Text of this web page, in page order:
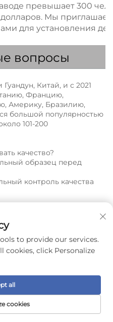
превышает 300
Мы
для установления
вопросы
Китай, и с 2021
Францию,
Америку, Бразилию,
большой популярностью
101-200
качество?
образец перед
контроль качества
холодильник и
FOB；
ЭЛЕКТРОННАЯ
to provide our services.
cookies, click Personalize
cookies
all